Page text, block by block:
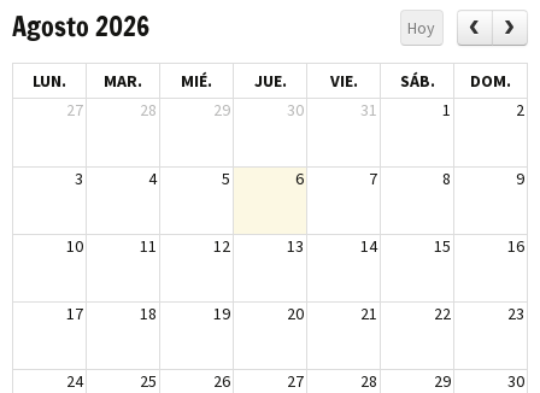
Agosto 2026 Hoy
LUN. MAR. MIÉ. JUE. VIE. SÁB.
DOM.
27
28 29 30 31 1 2
3 4 5 6 7 8 9
10 11 12 13 14 15 16
17 18 19 20 21 22 23
24 25 26 27 28 29 30